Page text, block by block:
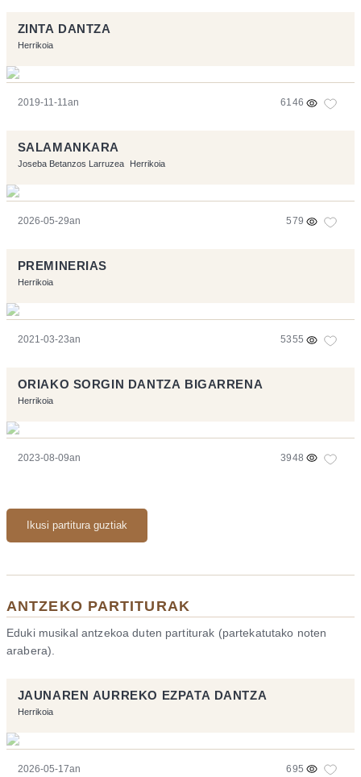
ZINTA DANTZA
Herrikoia
2019-11-11an 6146
SALAMANKARA
Joseba Betanzos Larruzea Herrikoia
2026-05-29an 579
PREMINERIAS
Herrikoia
2021-03-23an 5355
ORIAKO SORGIN DANTZA BIGARRENA
Herrikoia
2023-08-09an 3948
Ikusi partitura guztiak
ANTZEKO PARTITURAK
Eduki musikal antzekoa duten partiturak (partekatutako noten
arabera).
JAUNAREN AURREKO EZPATA DANTZA
Herrikoia
2026-05-17an 695